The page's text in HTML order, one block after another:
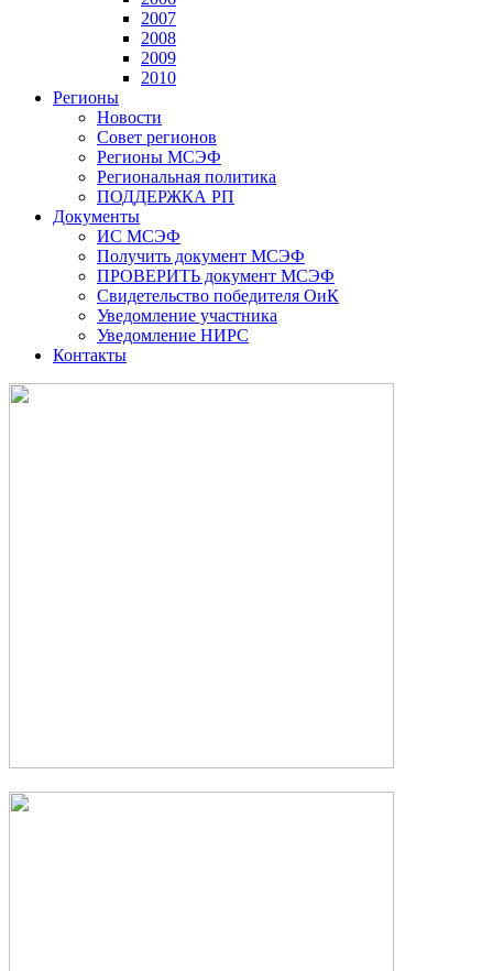
2007
2008
2009
2010
Регионы
Новости
Совет регионов
Регионы МСЭФ
Региональная политика
ПОДДЕРЖКА РП
Документы
ИС МСЭФ
Получить документ МСЭФ
ПРОВЕРИТЬ документ МСЭФ
Свидетельство победителя ОиК
Уведомление участника
Уведомление НИРС
Контакты